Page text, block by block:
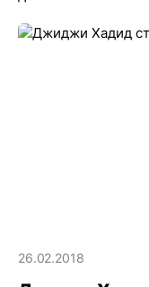
26.02.2018